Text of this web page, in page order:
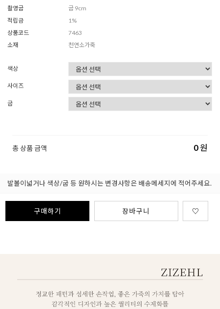
촬영굽
굽 9cm
적립금
1%
상품코드
7463
소재
천연소가죽
색상
사이즈
굽
총 상품 금액 0원
발볼이넓거나 색상/굽 등 원하시는 변경사항은 배송메세지에 적어주세요.
구매하기 장바구니 ♡